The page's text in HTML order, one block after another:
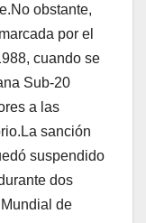
obstante,
por el
cuando se
Sub-20
a las
sanción
suspendido
dos
de